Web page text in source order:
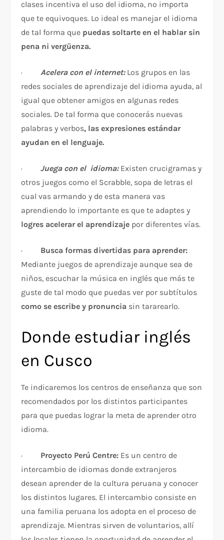
clases incentiva el uso del idioma, no importa
que te equivoques. Lo ideal es manejar el idioma
de tal forma que puedas soltarte en el hablar sin
pena ni vergüenza.
·Acelera con el internet:Los grupos en las
redes sociales de aprendizaje del idioma ayuda, al
igual que obtener amigos en algunas redes
sociales. De tal forma que conocerás nuevas
palabras y verbos, las expresiones estándar
ayudan en el lenguaje.
·Juega con el idioma:Existen crucigramas y
otros juegos como el Scrabble, sopa de letras el
cual vas armando y de esta manera vas
aprendiendo lo importante es que te adaptes y
logres acelerar el aprendizaje por diferentes vías.
· Busca formas divertidas para aprender:
Mediante juegos de aprendizaje aunque sea de
niños, escuchar la música en inglés que más te
guste de tal modo que puedas ver por subtítulos
como se escribe y pronuncia sin tararearlo.
Donde estudiar inglés
en Cusco
Te indicaremos los centros de enseñanza que son
recomendados por los distintos participantes
para que puedas lograr la meta de aprender otro
idioma.
· Proyecto Perú Centre: Es un centro de
intercambio de idiomas donde extranjeros
desean aprender de la cultura peruana y conocer
los distintos lugares. El intercambio consiste en
una familia peruana los adopta en el proceso de
aprendizaje. Mientras sirven de voluntarios, allí